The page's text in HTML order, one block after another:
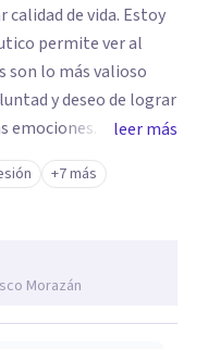
de vida. Estoy
permite ver al
son lo más valioso
y deseo de lograr
emociones. El
a su psiquis para
gestionar para
leer más
+7 más
Morazán